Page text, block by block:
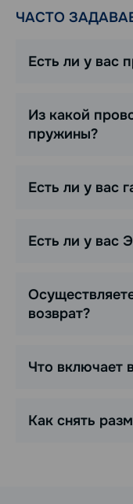
ЧАСТО
Есть ли у вас
Из какой
пружины?
Есть ли у вас
Есть ли у вас
возврат?
Что включает
Как снять